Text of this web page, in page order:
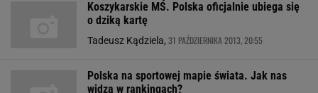
Koszykarskie MŚ. Polska oficjalnie ubiega się
o dziką kartę
Tadeusz Kądziela, 31 PAŹDZIERNIKA 2013, 20:55
Polska na sportowej mapie świata. Jak nas
widzą w rankingach?